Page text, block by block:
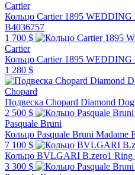
Cartier
Кольцо Cartier 1895
B4036757
1 700 $
Cartier
Кольцо Cartier 1895 WEDDING
1 280 $
Chopard
Подвеска Chopard Diamond
2 500 $
Pasquale Bruni
Кольцо Pasquale
7 100 $
Кольцо BVLGARI B.zero1 Ring
3 300 $